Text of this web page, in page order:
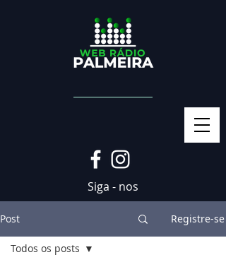
Siga - nos
Post Registre-se
Todos os posts